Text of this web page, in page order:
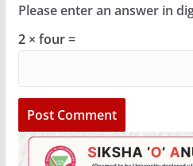
Please enter an answer in
2 × four =